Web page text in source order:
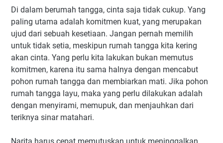
Di dalam berumah tangga, cinta saja tidak cukup. Yang
paling utama adalah komitmen kuat, yang merupakan
ujud dari sebuah kesetiaan. Jangan pernah memilih
untuk tidak setia, meskipun rumah tangga kita kering
akan cinta. Yang perlu kita lakukan bukan memutus
komitmen, karena itu sama halnya dengan mencabut
pohon rumah tangga dan membiarkan mati. Jika pohon
rumah tangga layu, maka yang perlu dilakukan adalah
dengan menyirami, memupuk, dan menjauhkan dari
teriknya sinar matahari.